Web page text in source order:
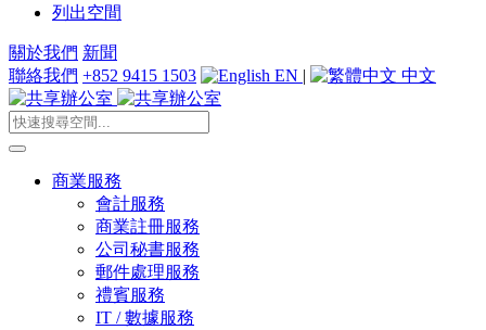
列出空間
關於我們 新聞
聯絡我們 +852 9415 1503 EN | 中文
商業服務
會計服務
商業註冊服務
公司秘書服務
郵件處理服務
禮賓服務
IT / 數據服務